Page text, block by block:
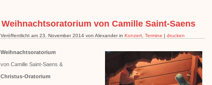
Weihnachtsoratorium von Camille Saint-Saens
Veröffentlicht am 23. November 2014 von Alexander in Konzert, Termine | drucken
Weihnachtsoratorium
von Camille Saint-Saens &
Christus-Oratorium